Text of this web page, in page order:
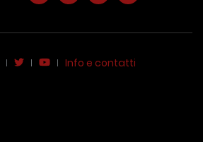
Info e contatti